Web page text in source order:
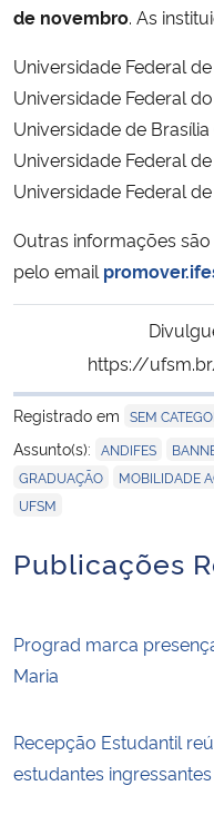
de novembro. As
Universidade Federal de
Universidade Federal
Universidade de Brasília
Universidade Federal
Universidade Federal
Outras informações
pelo email
https://
Registrado em SEM
Assunto(s): ANDIFES
GRADUAÇÃO MOBILIDADE
UFSM
Publicações
Prograd marca
Maria
Recepção Estudantil
estudantes